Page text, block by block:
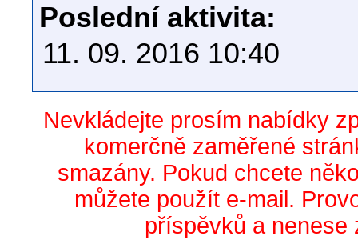
Poslední aktivita:
11. 09. 2016 10:40
Nevkládejte prosím nabídky
komerčně zaměřené
smazány. Pokud chcete
můžete použít e-mail.
příspěvků a nenese